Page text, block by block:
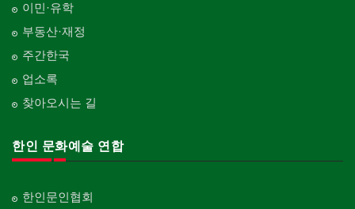
이민·유학
부동산·재정
주간한국
업소록
찾아오시는 길
한인 문화예술 연합
한인문인협회